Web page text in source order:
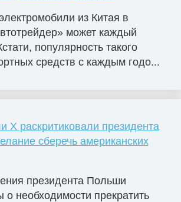
из Китая в
может каждый
популярность такого
средств с каждым годо...
X раскритиковали президента
сберечь американских
президента Польши
необходимости прекратить